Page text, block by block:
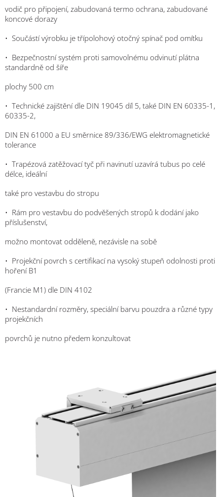
vodič pro připojení, zabudovaná termo ochrana, zabudované
koncové dorazy
• Součástí výrobku je třípolohový otočný spínač pod omítku
• Bezpečnostní systém proti samovolnému odvinutí plátna
standardně od šíře
plochy 500 cm
• Technické zajištění dle DIN 19045 díl 5, také DIN EN 60335-1,
60335-2,
DIN EN 61000 a EU směrnice 89/336/EWG elektromagnetické
tolerance
• Trapézová zatěžovací tyč při navinutí uzavírá tubus po celé
délce, ideální
také pro vestavbu do stropu
• Rám pro vestavbu do podvěšených stropů k dodání jako
příslušenství,
možno montovat odděleně, nezávisle na sobě
• Projekční povrch s certifikací na vysoký stupeň odolnosti proti
hoření B1
(Francie M1) dle DIN 4102
• Nestandardní rozměry, speciální barvu pouzdra a různé typy
projekčních
povrchů je nutno předem konzultovat